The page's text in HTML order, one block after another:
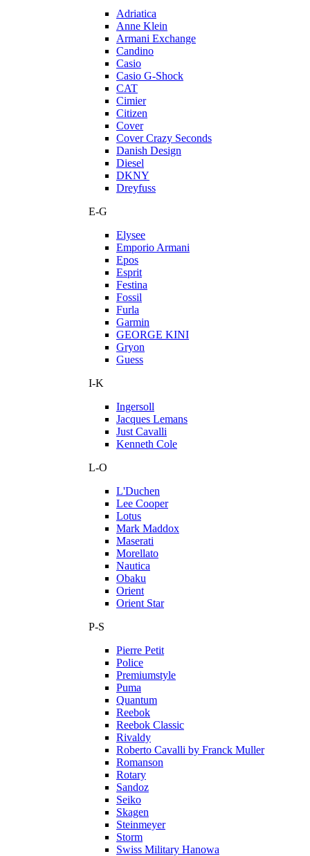
Adriatica
Anne Klein
Armani Exchange
Candino
Casio
Casio G-Shock
CAT
Cimier
Citizen
Cover
Cover Crazy Seconds
Danish Design
Diesel
DKNY
Dreyfuss
E-G
Elysee
Emporio Armani
Epos
Esprit
Festina
Fossil
Furla
Garmin
GEORGE KINI
Gryon
Guess
I-K
Ingersoll
Jacques Lemans
Just Cavalli
Kenneth Cole
L-O
L'Duchen
Lee Cooper
Lotus
Mark Maddox
Maserati
Morellato
Nautica
Obaku
Orient
Orient Star
P-S
Pierre Petit
Police
Premiumstyle
Puma
Quantum
Reebok
Reebok Classic
Rivaldy
Roberto Cavalli by Franck Muller
Romanson
Rotary
Sandoz
Seiko
Skagen
Steinmeyer
Storm
Swiss Military Hanowa